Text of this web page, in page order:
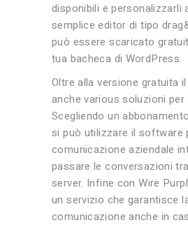
disponibili e personalizzarli
semplice editor di tipo
può essere scaricato
tua bacheca di WordPress.
Oltre alla versione gratuita
anche various soluzioni per
Scegliendo un
si può utilizzare il software
comunicazione aziendale
passare le conversazioni
server. Infine con Wire
un servizio che garantisce
comunicazione anche in